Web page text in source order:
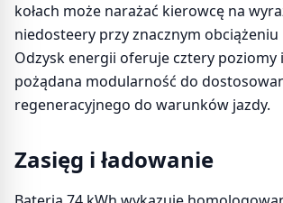
kołach może narażać kierowcę na
niedosteery przy znacznym obciążeniu
Odzysk energii oferuje cztery poziomy
pożądana modularność do
regeneracyjnego do warunków jazdy.
Zasięg i ładowanie